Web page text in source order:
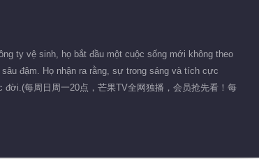
Ba Song thương
con gái như “cuồng
ty vệ sinh, họ bắt đầu một cuộc sống mới không theo
đậm. Họ nhận ra rằng, sự trong sáng và tích cực
每周日周一20点，芒果TV全网独播，会员抢先看！每